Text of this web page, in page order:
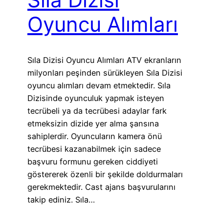
Oyuncu Alımları
Sıla Dizisi Oyuncu Alımları ATV ekranların
milyonları peşinden sürükleyen Sıla Dizisi
oyuncu alımları devam etmektedir. Sıla
Dizisinde oyunculuk yapmak isteyen
tecrübeli ya da tecrübesi adaylar fark
etmeksizin dizide yer alma şansına
sahiplerdir. Oyuncuların kamera önü
tecrübesi kazanabilmek için sadece
başvuru formunu gereken ciddiyeti
göstererek özenli bir şekilde doldurmaları
gerekmektedir. Cast ajans başvurularını
takip ediniz. Sıla…